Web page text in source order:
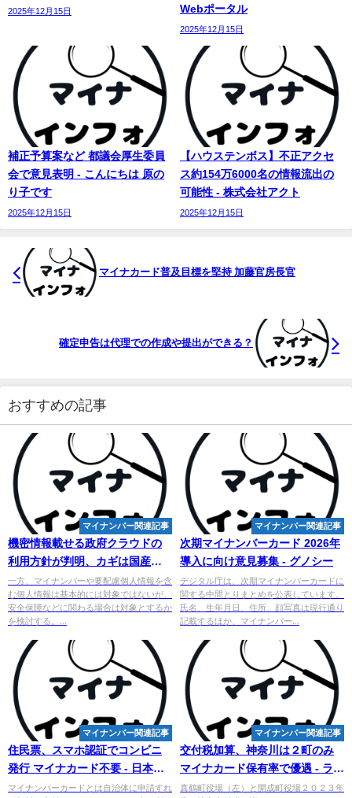
2025年12月15日
Webポータル
2025年12月15日
補正予算案など 都議会厚生委員
会で意見表明 - こんにちは 原の
り子です
2025年12月15日
【ハウステンボス】不正アクセ
ス約154万6000名の情報流出の
可能性 - 株式会社アクト
2025年12月15日
マイナカード普及目標を堅持 加藤官房長官
確定申告は代理での作成や提出ができる？
おすすめの記事
マイナンバー関連記事
機密情報載せる政府クラウドの
利用方針が判明、カギは国産ベ
ンダーの「育成」
一方、マイナンバーや要配慮個人情報を含
む個人情報は基本的には対象ではないが、
安全保障などに関わる場合は対象とするか
を検討する。...
マイナンバー関連記事
次期 マイナンバーカード 2026年
導入に向け意見募集 - グノシー
デジタル庁は、次期マイナンバーカードに
関する中間とりまとめを公表しています。
氏名、生年月日、住所、顔写真は現行通り
記載するほか、マイナンバー...
マイナンバー関連記事
住民票、スマホ認証でコンビニ
発行 マイナカード不要 - 日本経
済新聞
マイナンバーカードとは自治体に申請すれ
マイナンバー関連記事
交付税加算、神奈川は２町のみ
マイナカード保有率で優遇 - ライ
ブドアニュース
真鶴町役場（左）と開成町役場２０２３年